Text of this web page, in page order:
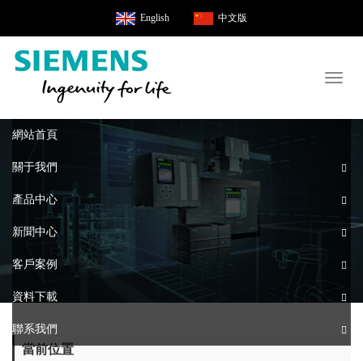
English 中文版
網站首頁
關于我們
產品中心
新聞中心
客戶案例
資料下載
聯系我們
當前位置